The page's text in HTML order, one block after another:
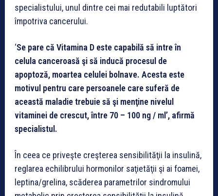
specialistului, unul dintre cei mai redutabili luptători
împotriva cancerului.
‘Se pare că Vitamina D este capabilă să intre în
celula canceroasă şi să inducă procesul de
apoptoză, moartea celulei bolnave. Acesta este
motivul pentru care persoanele care suferă de
această maladie trebuie să şi menţine nivelul
vitaminei de crescut, între 70 – 100 ng / ml’, afirmă
specialistul.
În ceea ce priveşte creşterea sensibilităţii la insulină,
reglarea echilibrului hormonilor saţietăţii şi ai foamei,
leptina/grelina, scăderea parametrilor sindromului